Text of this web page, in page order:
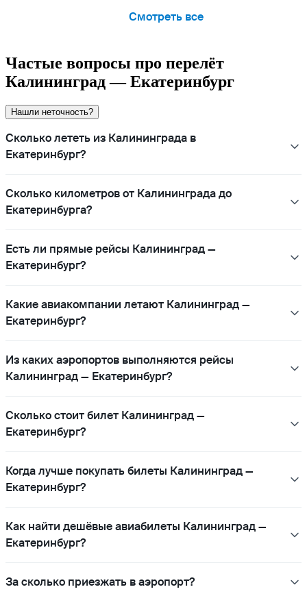
Смотреть все
Частые вопросы про перелёт
Калининград — Екатеринбург
Нашли неточность?
Сколько лететь из Калининграда в
Екатеринбург?
Сколько километров от Калининграда до
Екатеринбурга?
Есть ли прямые рейсы Калининград —
Екатеринбург?
Какие авиакомпании летают Калининград —
Екатеринбург?
Из каких аэропортов выполняются рейсы
Калининград — Екатеринбург?
Сколько стоит билет Калининград —
Екатеринбург?
Когда лучше покупать билеты Калининград —
Екатеринбург?
Как найти дешёвые авиабилеты Калининград —
Екатеринбург?
За сколько приезжать в аэропорт?